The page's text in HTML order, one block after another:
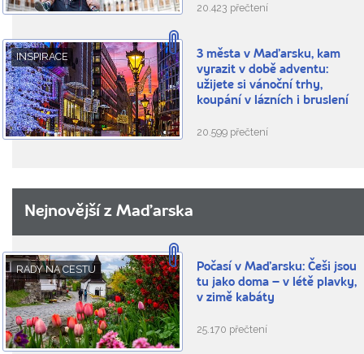
20.423 přečtení
INSPIRACE
3 města v Maďarsku, kam
vyrazit v době adventu:
užijete si vánoční trhy,
koupání v lázních i bruslení
20.599 přečtení
Nejnovější z Maďarska
RADY NA CESTU
Počasí v Maďarsku: Češi jsou
tu jako doma – v létě plavky,
v zimě kabáty
25.170 přečtení